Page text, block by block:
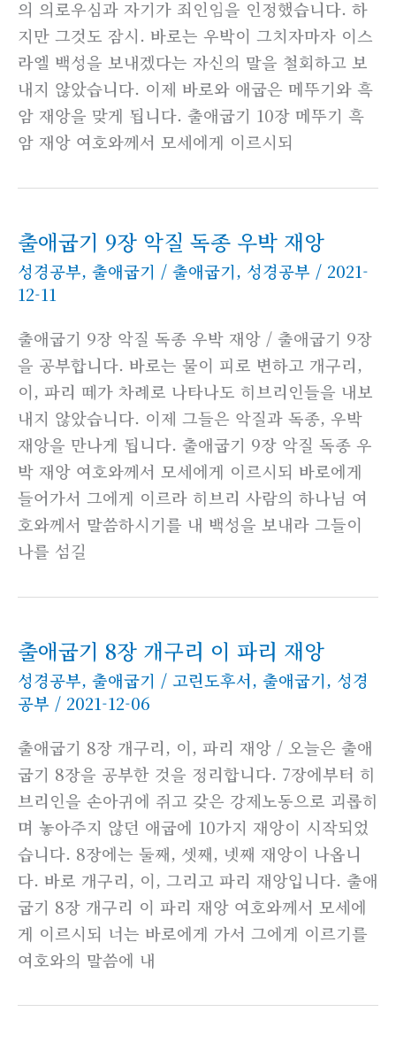
의 의로우심과 자기가 죄인임을 인정했습니다. 하
지만 그것도 잠시. 바로는 우박이 그치자마자 이스
라엘 백성을 보내겠다는 자신의 말을 철회하고 보
내지 않았습니다. 이제 바로와 애굽은 메뚜기와 흑
암 재앙을 맞게 됩니다. 출애굽기 10장 메뚜기 흑
암 재앙 여호와께서 모세에게 이르시되
출애굽기 9장 악질 독종 우박 재앙
성경공부, 출애굽기 / 출애굽기, 성경공부 / 2021-
12-11
출애굽기 9장 악질 독종 우박 재앙 / 출애굽기 9장
을 공부합니다. 바로는 물이 피로 변하고 개구리,
이, 파리 떼가 차례로 나타나도 히브리인들을 내보
내지 않았습니다. 이제 그들은 악질과 독종, 우박
재앙을 만나게 됩니다. 출애굽기 9장 악질 독종 우
박 재앙 여호와께서 모세에게 이르시되 바로에게
들어가서 그에게 이르라 히브리 사람의 하나님 여
호와께서 말씀하시기를 내 백성을 보내라 그들이
나를 섬길
출애굽기 8장 개구리 이 파리 재앙
성경공부, 출애굽기 / 고린도후서, 출애굽기, 성경
공부 / 2021-12-06
출애굽기 8장 개구리, 이, 파리 재앙 / 오늘은 출애
굽기 8장을 공부한 것을 정리합니다. 7장에부터 히
브리인을 손아귀에 쥐고 갖은 강제노동으로 괴롭히
며 놓아주지 않던 애굽에 10가지 재앙이 시작되었
습니다. 8장에는 둘째, 셋째, 넷째 재앙이 나옵니
다. 바로 개구리, 이, 그리고 파리 재앙입니다. 출애
굽기 8장 개구리 이 파리 재앙 여호와께서 모세에
게 이르시되 너는 바로에게 가서 그에게 이르기를
여호와의 말씀에 내